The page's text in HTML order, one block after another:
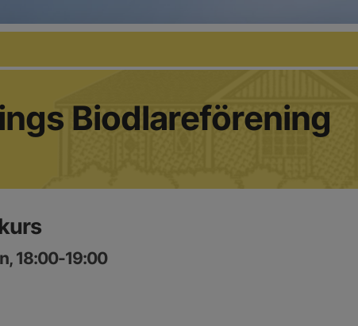
Biodlareförening
18:00-19:00